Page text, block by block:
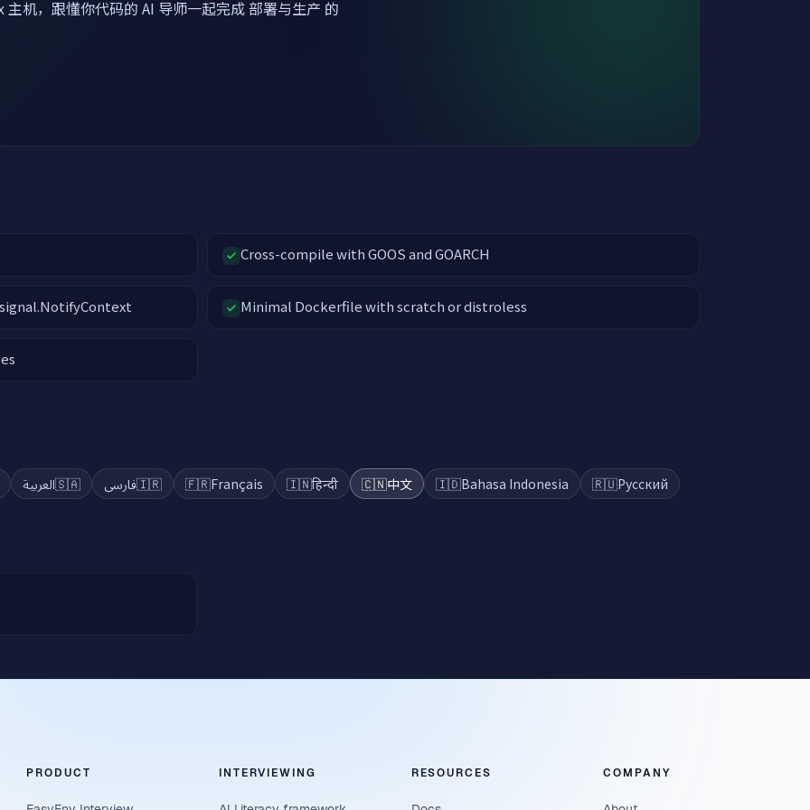
机，跟懂你代码的 AI 导师一起完成 部署与生产 的
Cross-compile with GOOS and GOARCH
Minimal Dockerfile with scratch or distroless
🇸🇦العربية 🇮🇷فارسی 🇫🇷Français 🇮🇳हिन्दी 🇨🇳中文 🇮🇩Bahasa Indonesia 🇷🇺Русский
PRODUCT INTERVIEWING RESOURCES COMPANY